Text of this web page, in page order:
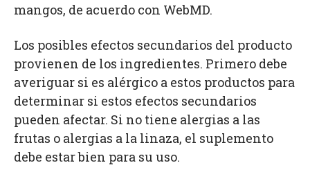
mangos, de acuerdo con WebMD.
Los posibles efectos secundarios del producto
provienen de los ingredientes. Primero debe
averiguar si es alérgico a estos productos para
determinar si estos efectos secundarios
pueden afectar. Si no tiene alergias a las
frutas o alergias a la linaza, el suplemento
debe estar bien para su uso.